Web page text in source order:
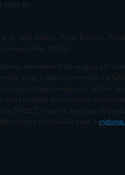
váltja fel.
az első sorban: Frick, Eyharts,
(Kép: NASA)
december 6-án magyar idő
hogy a start eseményeit – a
csapata magyarul, élőben
órai kezdettel. A háromórás
a DIRECT, vagy az amerikai
pontos részleteiért majd a